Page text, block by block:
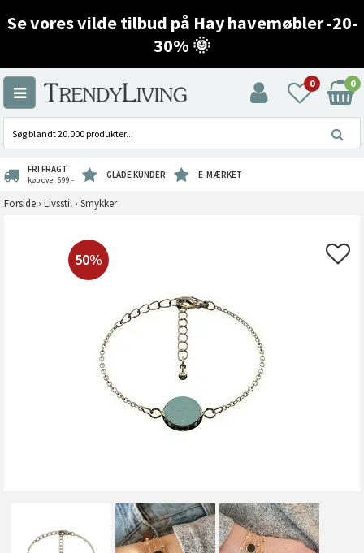
Se vores vilde tilbud på Hay havemøbler -20-
30% 🌞
0 0
FRI FRAGT
køb over 699,- GLADE KUNDER E-MÆRKET
Forside › Livsstil › Smykker
50%